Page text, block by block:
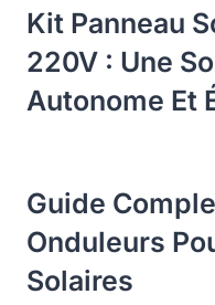
Kit Panneau
220V : Une
Autonome Et
Guide
Onduleurs
Solaires